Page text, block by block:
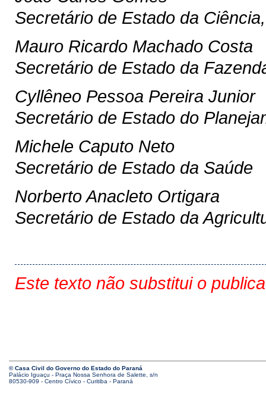
Secretário de Estado da
Mauro Ricardo Machado Costa
Secretário de Estado da
Cyllêneo Pessoa Pereira Junior
Secretário de Estado do
Michele Caputo Neto
Secretário de Estado da Saúde
Norberto Anacleto Ortigara
Secretário de Estado da
Este texto não substitui o
© Casa Civil do Governo do Estado do Paraná
Palácio Iguaçu - Praça Nossa Senhora de Salette, s/n
80530-909 - Centro Cívico - Curitiba - Paraná